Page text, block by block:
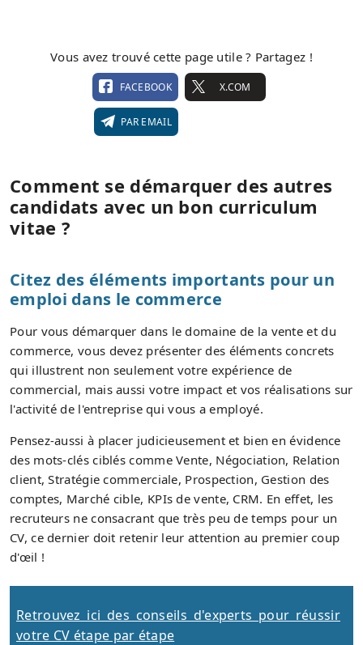
Vous avez trouvé cette page utile ? Partagez !
FACEBOOK X.COM
PAR EMAIL
Comment se démarquer des autres
candidats avec un bon curriculum
vitae ?
Citez des éléments importants pour un
emploi dans le commerce
Pour vous démarquer dans le domaine de la vente et du
commerce, vous devez présenter des éléments concrets
qui illustrent non seulement votre expérience de
commercial, mais aussi votre impact et vos réalisations sur
l'activité de l'entreprise qui vous a employé.
Pensez-aussi à placer judicieusement et bien en évidence
des mots-clés ciblés comme Vente, Négociation, Relation
client, Stratégie commerciale, Prospection, Gestion des
comptes, Marché cible, KPIs de vente, CRM. En effet, les
recruteurs ne consacrant que très peu de temps pour un
CV, ce dernier doit retenir leur attention au premier coup
d'œil !
Retrouvez ici des conseils d'experts pour réussir
votre CV étape par étape